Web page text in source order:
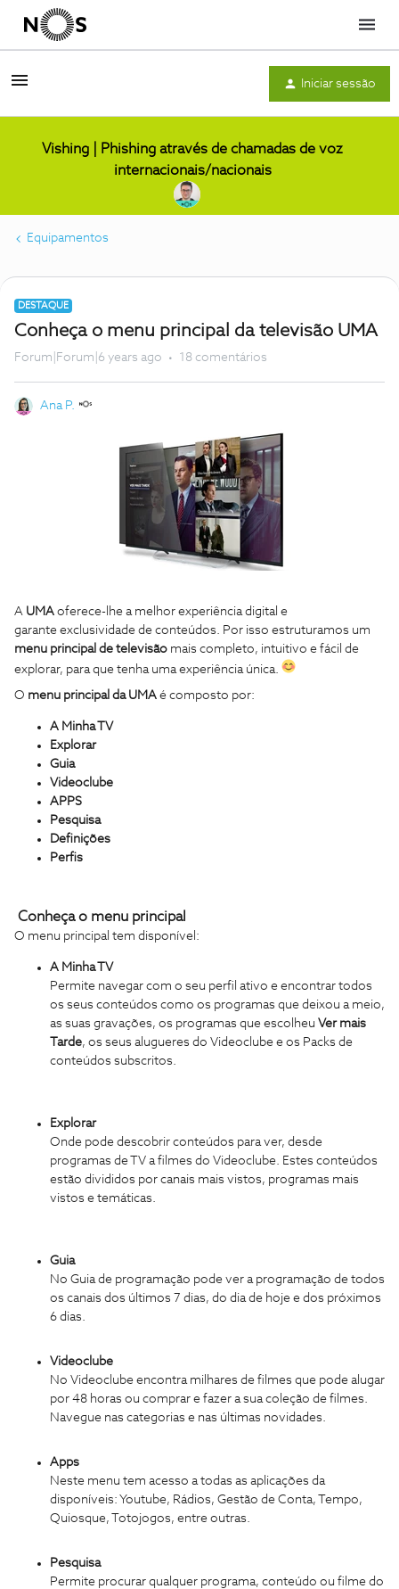
Menu
Iniciar sessão
Vishing | Phishing através de chamadas de voz
internacionais/nacionais
Equipamentos
DESTAQUE
Conheça o menu principal da televisão UMA
Forum|Forum|6 years ago 18 comentários
Ana P.
A UMA oferece-lhe a melhor experiência digital e
garante exclusividade de conteúdos. Por isso estruturamos um
menu principal de televisão mais completo, intuitivo e fácil de
explorar, para que tenha uma experiência única.
O menu principal da UMA é composto por:
A Minha TV
Explorar
Guia
Videoclube
APPS
Pesquisa
Definições
Perfis
Conheça o menu principal
O menu principal tem disponível:
A Minha TV
Permite navegar com o seu perfil ativo e encontrar todos
os seus conteúdos como os programas que deixou a meio,
as suas gravações, os programas que escolheu Ver mais
Tarde, os seus alugueres do Videoclube e os Packs de
conteúdos subscritos.
Explorar
Onde pode descobrir conteúdos para ver, desde
programas de TV a filmes do Videoclube. Estes conteúdos
estão divididos por canais mais vistos, programas mais
vistos e temáticas.
Guia
No Guia de programação pode ver a programação de todos
os canais dos últimos 7 dias, do dia de hoje e dos próximos
6 dias.
Videoclube
No Videoclube encontra milhares de filmes que pode alugar
por 48 horas ou comprar e fazer a sua coleção de filmes.
Navegue nas categorias e nas últimas novidades.
Apps
Neste menu tem acesso a todas as aplicações da
disponíveis: Youtube, Rádios, Gestão de Conta, Tempo,
Quiosque, Totojogos, entre outras.
Pesquisa
Permite procurar qualquer programa, conteúdo ou filme do